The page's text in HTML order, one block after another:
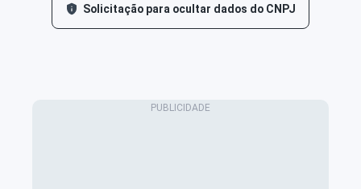
Solicitação para ocultar dados do CNPJ